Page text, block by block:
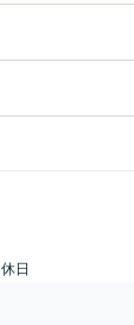
日